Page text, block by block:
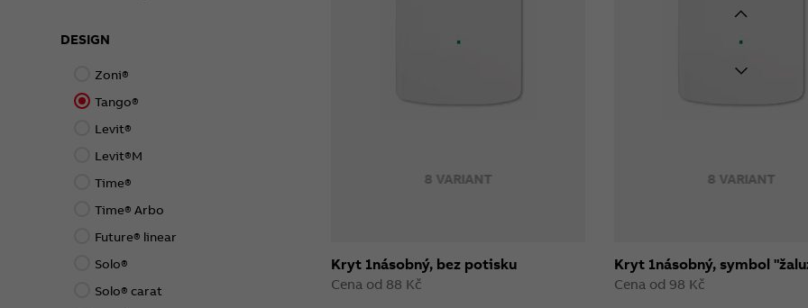
DESIGN
Zoni®
Tango®
Levit®
Levit®M
Time®
Time® Arbo
Future® linear
Solo®
Solo® carat
8 VARIANT
Kryt 1násobný, bez potisku
Cena od 88 Kč
8 VARIANT
Kryt 1násobný, symbol
Cena od 98 Kč